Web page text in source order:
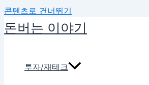
콘텐츠로 건너뛰기
돈버는 이야기
투자/재테크